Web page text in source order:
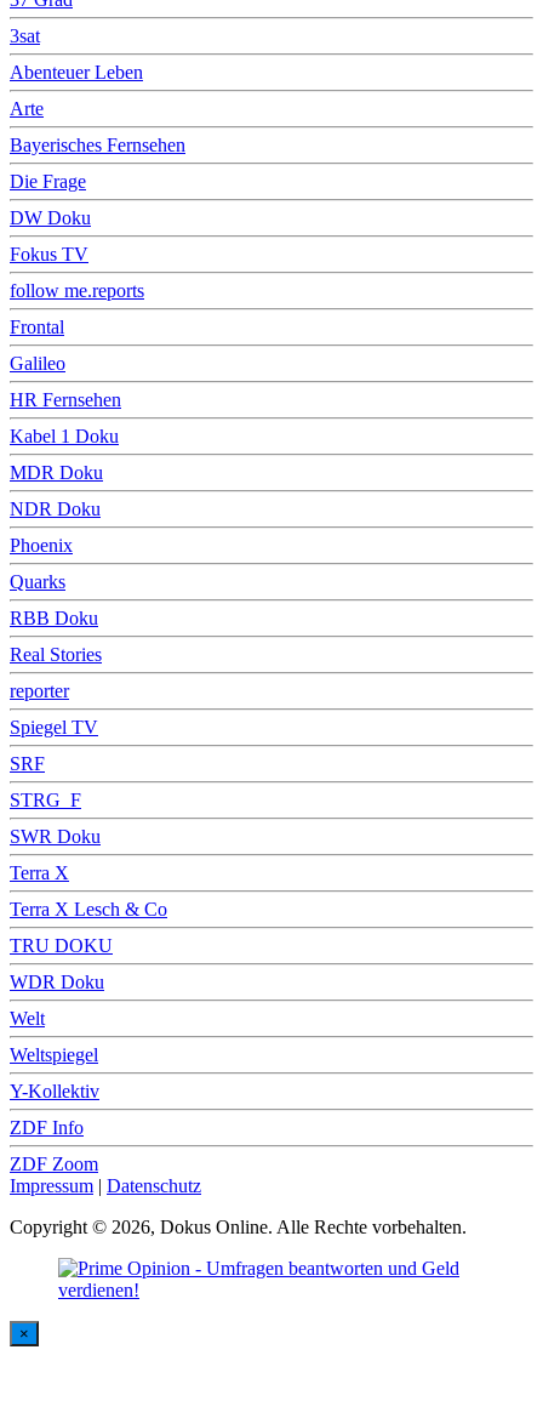
3sat
Abenteuer Leben
Arte
Bayerisches Fernsehen
Die Frage
DW Doku
Fokus TV
follow me.reports
Frontal
Galileo
HR Fernsehen
Kabel 1 Doku
MDR Doku
NDR Doku
Phoenix
Quarks
RBB Doku
Real Stories
reporter
Spiegel TV
SRF
STRG_F
SWR Doku
Terra X
Terra X Lesch & Co
TRU DOKU
WDR Doku
Welt
Weltspiegel
Y-Kollektiv
ZDF Info
ZDF Zoom
Impressum | Datenschutz
Copyright © 2026, Dokus Online. Alle Rechte vorbehalten.
×